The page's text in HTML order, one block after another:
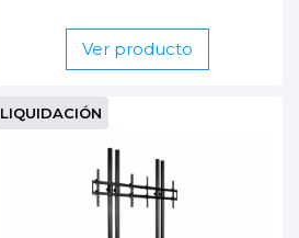
Ver producto
LIQUIDACIÓN